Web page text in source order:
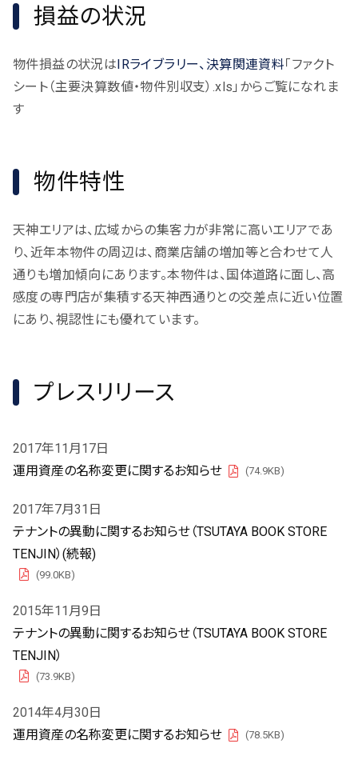
損益の状況
物件損益の状況はIRライブラリー、決算関連資料「ファクト
シート（主要決算数値・物件別収支）.xls」からご覧になれま
す
物件特性
天神エリアは、広域からの集客力が非常に高いエリアであ
り、近年本物件の周辺は、商業店舗の増加等と合わせて人
通りも増加傾向にあります。本物件は、国体道路に面し、高
感度の専門店が集積する天神西通りとの交差点に近い位置
にあり、視認性にも優れています。
プレスリリース
2017年11月17日
運用資産の名称変更に関するお知らせ
PDF
(74.9KB)
2017年7月31日
テナントの異動に関するお知らせ（TSUTAYA BOOK STORE
TENJIN）(続報)
PDF
(99.0KB)
2015年11月9日
テナントの異動に関するお知らせ（TSUTAYA BOOK STORE
TENJIN）
PDF
(73.9KB)
2014年4月30日
運用資産の名称変更に関するお知らせ
PDF
(78.5KB)